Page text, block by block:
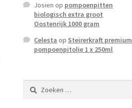
Josien op pompoenpitten
biologisch extra groot
Oostenrijk 1000 gram
Celesta op Steirerkraft premium
pompoenpitolie 1 x 250ml
Zoeken
naar: